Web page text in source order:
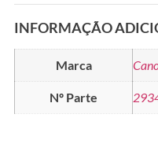
INFORMAÇÃO
Marca
Nº Parte